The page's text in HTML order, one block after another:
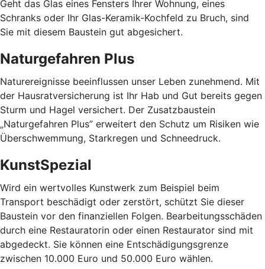
Geht das Glas eines Fensters Ihrer Wohnung, eines
Schranks oder Ihr Glas-Keramik-Kochfeld zu Bruch, sind
Sie mit diesem Baustein gut abgesichert.
Naturgefahren Plus
Naturereignisse beeinflussen unser Leben zunehmend. Mit
der Hausratversicherung ist Ihr Hab und Gut bereits gegen
Sturm und Hagel versichert. Der Zusatzbaustein
„Naturgefahren Plus” erweitert den Schutz um Risiken wie
Überschwemmung, Starkregen und Schneedruck.
KunstSpezial
Wird ein wertvolles Kunstwerk zum Beispiel beim
Transport beschädigt oder zerstört, schützt Sie dieser
Baustein vor den finanziellen Folgen. Bearbeitungsschäden
durch eine Restauratorin oder einen Restaurator sind mit
abgedeckt. Sie können eine Entschädigungsgrenze
zwischen 10.000 Euro und 50.000 Euro wählen.